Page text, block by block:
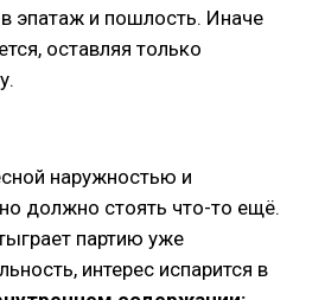
эпатаж и пошлость. Иначе
оставляя только
наружностью и
должно стоять что-то ещё.
партию уже
интерес испарится в